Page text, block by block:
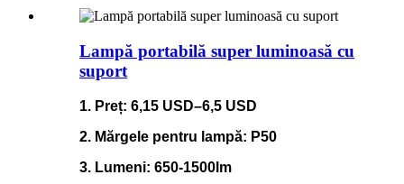
Lampă portabilă super luminoasă cu
suport
1. Preț: 6,15 USD–6,5 USD
2. Mărgele pentru lampă: P50
3. Lumeni: 650-1500lm